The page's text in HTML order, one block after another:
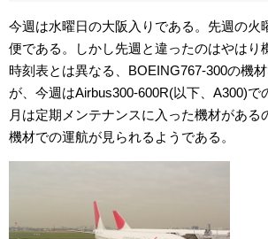
今週は水曜日の大阪入りである。先週の火
便である。しかし先週と違ったのはやはり
時刻表とは異なる、BOEING767-300の機
が、今週はAirbus300-600R(以下、A300)で
月は定期メンテナンスに入った機材がある
機材での運航が見られるようである。